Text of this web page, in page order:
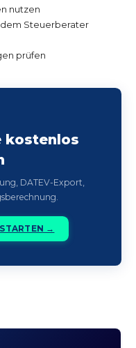
nutzen
dem Steuerberater
prüfen
kostenlos
DATEV-Export,
→